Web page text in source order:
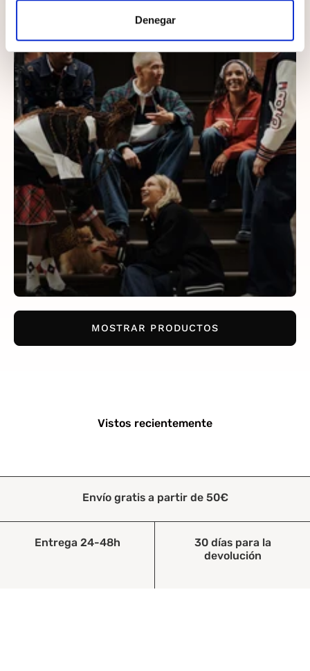
Denegar
MOSTRAR PRODUCTOS
Vistos recientemente
Envío gratis a partir de 50€
Entrega 24-48h
30 días para la
devolución